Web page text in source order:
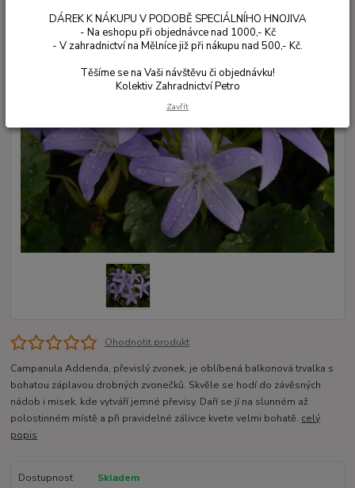
Ohodnotit produkt
Campanula Addenda, převislý zvonek, je oblíbená balkonová trvalka s
bohatou záplavou drobných zvonečků. Skvěle se hodí do závěsných
nádob i misek, kde vytváří jemné převisy. Daří se jí na slunném až
polostinném místě a při pravidelné zálivce kvete velmi bohatě. celý
popis
Dostupnost
Skladem
DÁREK K NÁKUPU V PODOBĚ SPECIÁLNÍHO HNOJIVA
- Na eshopu při objednávce nad 1000,- Kč
- V zahradnictví na Mělníce již při nákupu nad 500,- Kč.
Těšíme se na Vaši návštěvu či objednávku!
Kolektiv Zahradnictví Petro
Zavřít